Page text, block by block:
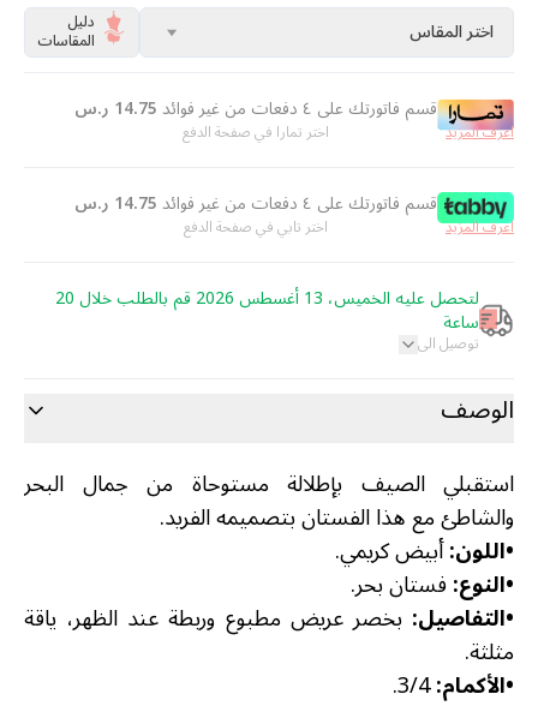
اختر المقاس
دليل
المقاسات
قسم فاتورتك على ٤ دفعات من غير فوائد 14.75 ر.س
اختر تمارا في صفحة الدفع اعرف المزيد
قسم فاتورتك على ٤ دفعات من غير فوائد 14.75 ر.س
اختر تابي في صفحة الدفع اعرف المزيد
لتحصل عليه الخميس، 13 أغسطس 2026 قم بالطلب خلال 20
ساعة
توصيل الى
الوصف
استقبلي الصيف بإطلالة مستوحاة من جمال البحر
والشاطئ مع هذا الفستان بتصميمه الفريد.
•اللون:أبيض كريمي.
•النوع:فستان بحر.
•التفاصيل: بخصر عريض مطبوع وربطة عند الظهر، ياقة
مثلثة.
•الأكمام:3/4.